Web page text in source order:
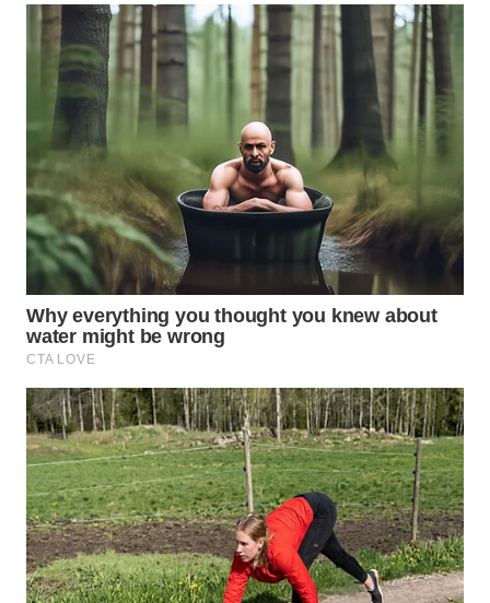
KALTARA
WN
KALTIM
WN
SULSEL
WN
GORONTALO
WN
SULUT
WN
MALUKU
WN